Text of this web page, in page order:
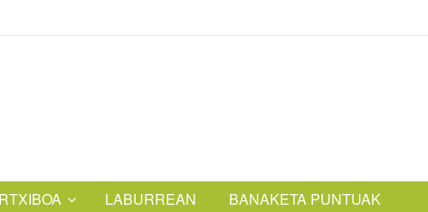
LABURREAN BANAKETA PUNTUAK